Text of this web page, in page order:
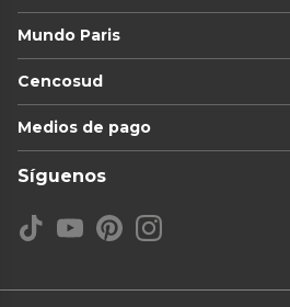
Mundo Paris
Cencosud
Medios de pago
Síguenos